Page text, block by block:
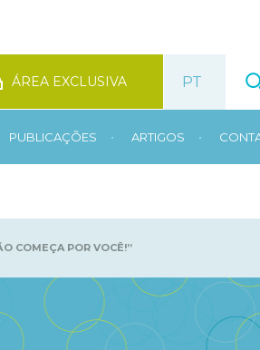
ÁREA EXCLUSIVA
PUBLICAÇÕES • ARTIGOS •
COMEÇA POR VOCÊ!”